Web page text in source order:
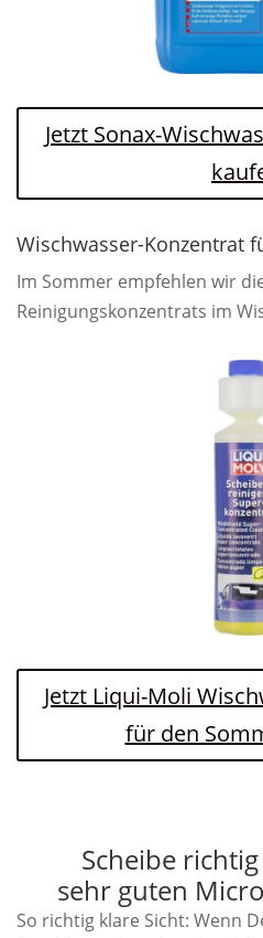
Jetzt Sonax-
Wischwasser-Konzentrat
Im Sommer empfehlen wir
Reinigungskonzentrats im
Jetzt Liqui-Moli
für den
Scheibe
sehr guten
So richtig klare Sicht: Wenn